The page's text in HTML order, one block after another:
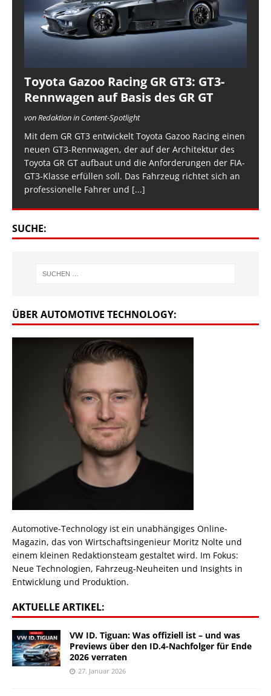
Toyota Gazoo Racing GR GT3: GT3-
Rennwagen auf Basis des GR GT
von Redaktion in Content-Spotlight
Mit dem GR GT3 entwickelt Toyota Gazoo Racing einen
neuen GT3-Rennwagen, der auf der Architektur des
Toyota GR GT aufbaut und die Anforderungen der FIA-
GT3-Klasse erfüllen soll. Das Fahrzeug richtet sich an
professionelle Fahrer und [...]
SUCHE:
ÜBER AUTOMOTIVE TECHNOLOGY:
Automotive-Technology ist ein unabhängiges Online-
Magazin, das von Wirtschaftsingenieur Moritz Nolte und
einem kleinen Redaktionsteam gestaltet wird. Im Fokus:
Neue Technologien, Fahrzeug-Neuheiten und Insights in
Entwicklung und Produktion.
AKTUELLE ARTIKEL:
VW ID. Tiguan: Was offiziell ist – und was
Previews über den ID.4-Nachfolger für Ende
2026 verraten
27. Januar 2026